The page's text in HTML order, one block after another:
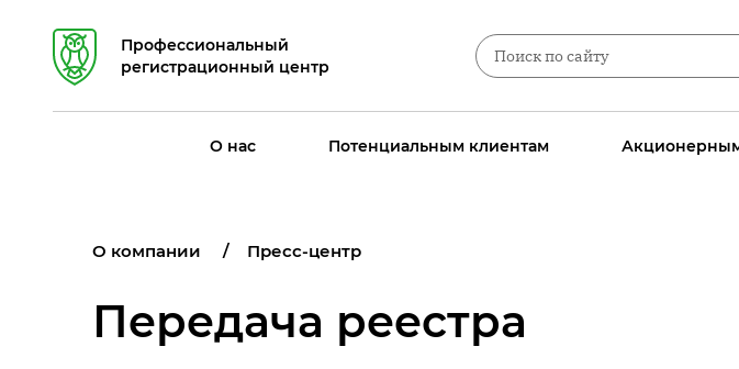
Профессиональный
регистрационный центр
О нас Потенциальным клиентам
О компании Пресс-центр
Передача реестра